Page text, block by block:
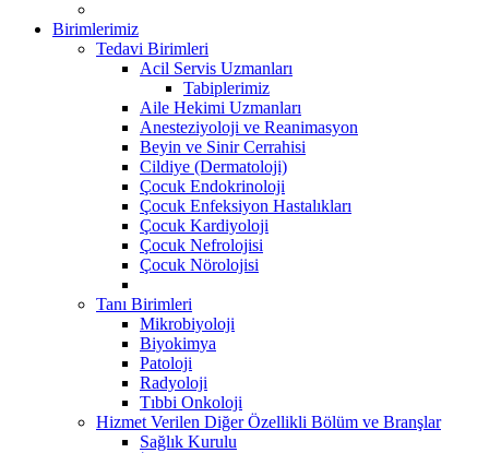
Birimlerimiz
Tedavi Birimleri
Acil Servis Uzmanları
Tabiplerimiz
Aile Hekimi Uzmanları
Anesteziyoloji ve Reanimasyon
Beyin ve Sinir Cerrahisi
Cildiye (Dermatoloji)
Çocuk Endokrinoloji
Çocuk Enfeksiyon Hastalıkları
Çocuk Kardiyoloji
Çocuk Nefrolojisi
Çocuk Nörolojisi
Tanı Birimleri
Mikrobiyoloji
Biyokimya
Patoloji
Radyoloji
Tıbbi Onkoloji
Hizmet Verilen Diğer Özellikli Bölüm ve Branşlar
Sağlık Kurulu